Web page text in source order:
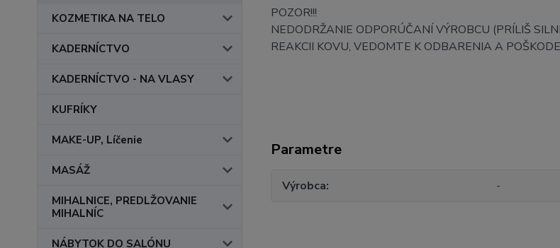
KOZMETIKA NA TELO
KADERNÍCTVO
KADERNÍCTVO - NA VLASY
KUFRÍKY
MAKE-UP, Líčenie
MASÁŽ
MIHALNICE, PREDLŽOVANIE
MIHALNÍC
NÁBYTOK DO SALÓNU
POZOR!!!
NEDODRŽANIE ODPORÚČANÍ VÝROBCU (PRÍLIŠ
REAKCII KOVU, VEDOMTE K ODBARENIA A
Parametre
Výrobca -